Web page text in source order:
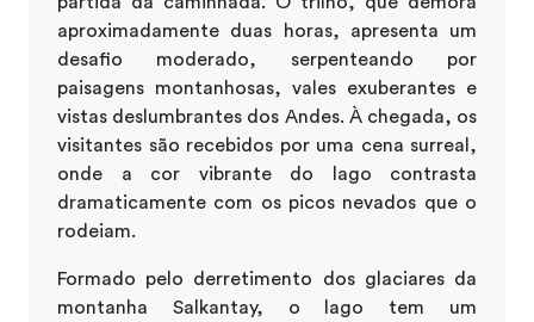
aproximadamente duas horas, apresenta um
desafio moderado, serpenteando por
paisagens montanhosas, vales exuberantes e
vistas deslumbrantes dos Andes. À chegada, os
visitantes são recebidos por uma cena surreal,
onde a cor vibrante do lago contrasta
dramaticamente com os picos nevados que o
rodeiam.
Formado pelo derretimento dos glaciares da
montanha Salkantay, o lago tem um